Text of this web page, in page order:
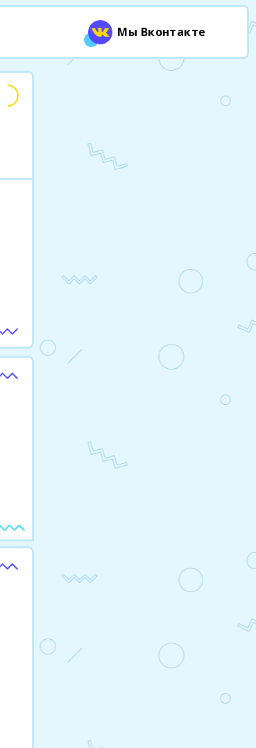
Мы Вконтакте